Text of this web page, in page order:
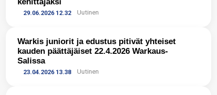
29.06.2026 12.32 Uutinen
​Warkis juniorit ja edustus pitivät yhteiset
kauden päättäjäiset 22.4.2026 Warkaus-
Salissa
23.04.2026 13.38 Uutinen